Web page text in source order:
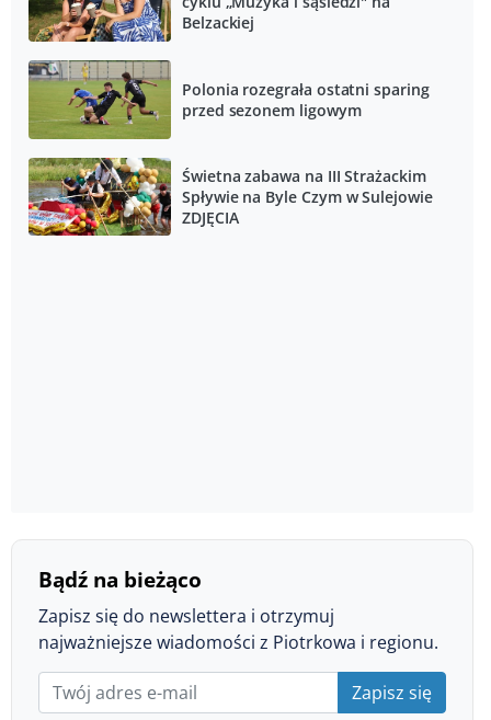
Belzackiej
Polonia rozegrała ostatni sparing
przed sezonem ligowym
Świetna zabawa na III Strażackim
Spływie na Byle Czym w Sulejowie
ZDJĘCIA
Bądź na bieżąco
Zapisz się do newslettera i otrzymuj
najważniejsze wiadomości z Piotrkowa i regionu.
Zapisz się